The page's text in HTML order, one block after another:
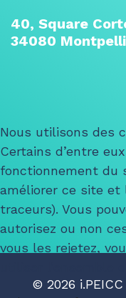
40, Square
34080
© 2026 i.PEICC
Nous utilisons des
Certains d’entre
fonctionnement du
améliorer ce site et
traceurs). Vous
autorisez ou non
vous les rejetez,
utiliser l’ensemble